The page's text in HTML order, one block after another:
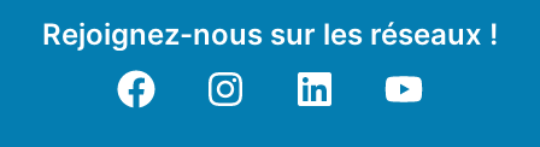
Rejoignez-nous sur les réseaux !